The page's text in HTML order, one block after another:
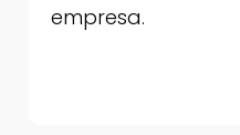
empresa.